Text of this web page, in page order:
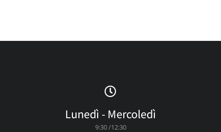
Lunedì - Mercoledì
9:30 /12:30